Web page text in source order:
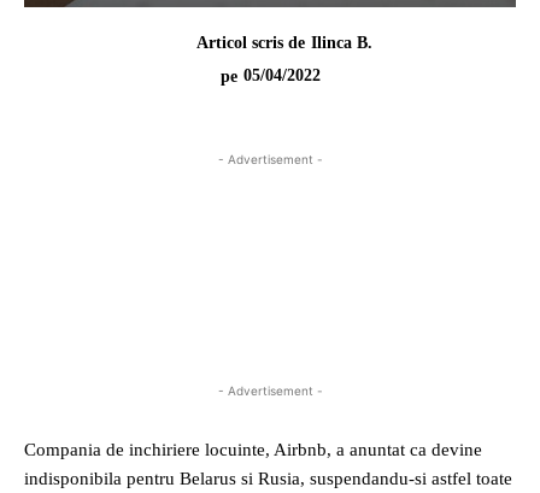
Articol scris de Ilinca B.
pe 05/04/2022
- Advertisement -
- Advertisement -
Compania de inchiriere locuinte, Airbnb, a anuntat ca devine
indisponibila pentru Belarus si Rusia, suspendandu-si astfel toate